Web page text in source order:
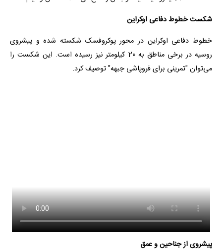
شکست خطوط دفاعی اوکراین
خطوط دفاعی اوکراین در محور پوکروفسک شکسته شده و پیشروی
روسیه در برخی مناطق به 20 کیلومتر نیز رسیده است. این شکست را
می‌توان "تمرینی برای فروپاشی جبهه" توصیف کرد.
پیشروی از جناحین و عمق